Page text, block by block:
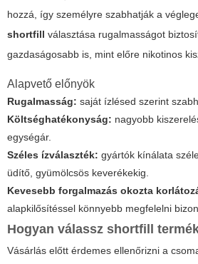
hozzá, így személyre szabhatják a
shortfill választása rugalmasságot
gazdaságosabb is, mint előre nikotinos
Alapvető előnyök
Rugalmasság: saját ízlésed szerint
Költséghatékonyság: nagyobb
egységár.
Széles ízválaszték: gyártók kínálata
üdítő, gyümölcsös keverékekig.
Kevesebb forgalmazás okozta
alapkilősítéssel könnyebb megfelelni
Hogyan válassz shortfill
Vásárlás előtt érdemes ellenőrizni a